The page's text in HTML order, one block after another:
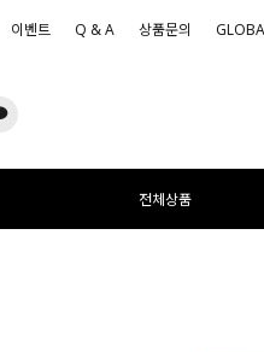
이벤트 Q & A 상품문의
전체상품